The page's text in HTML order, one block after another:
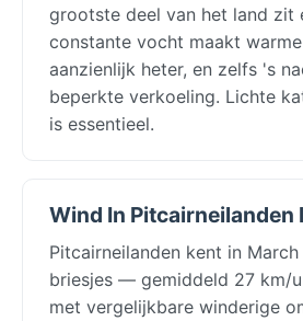
grootste deel van het land zit
constante vocht maakt
aanzienlijk heter, en zelfs 's
beperkte verkoeling. Lichte
is essentieel.
Wind In Pitcairneilanden
Pitcairneilanden kent in
briesjes — gemiddeld 27 km/
met vergelijkbare winderige